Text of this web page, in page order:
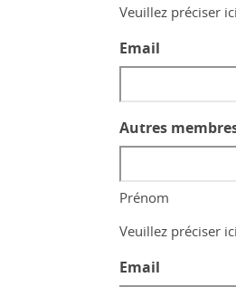
Veuillez préciser
Email
Autres
Prénom
Veuillez préciser
Email